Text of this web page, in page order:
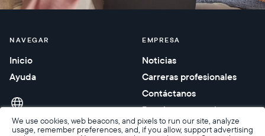
We use cookies, web beacons, and pixels to run our site, analyze
usage, remember preferences, and, if you allow, support advertising
NAVEGAR
Inicio
Ayuda
EMPRESA
Noticias
Carreras profesionales
Contáctanos
Regalos corporativos